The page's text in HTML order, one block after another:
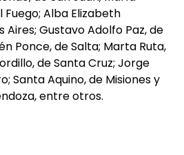
Alba Elizabeth
Aires; Gustavo Adolfo Paz, de
Ponce, de Salta; Marta Ruta,
de Santa Cruz; Jorge
Santa Aquino, de Misiones y
entre otros.